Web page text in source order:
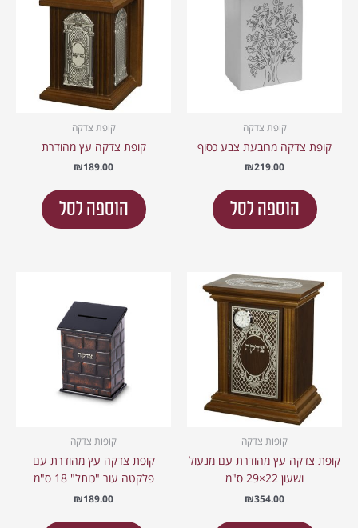
קופת צדקה
קופת צדקה מרובעת צבע כסוף
₪219.00
הוספה לסל
קופת צדקה
קופת צדקה עץ מהודרת
₪189.00
הוספה לסל
קופות צדקה
קופת צדקה עץ מהודרת עם מנעול
ושעון 22×29 ס"מ
₪354.00
קופות צדקה
קופת צדקה עץ מהודרת עם
פלקטה עור "כותל" 18 ס"מ
₪189.00